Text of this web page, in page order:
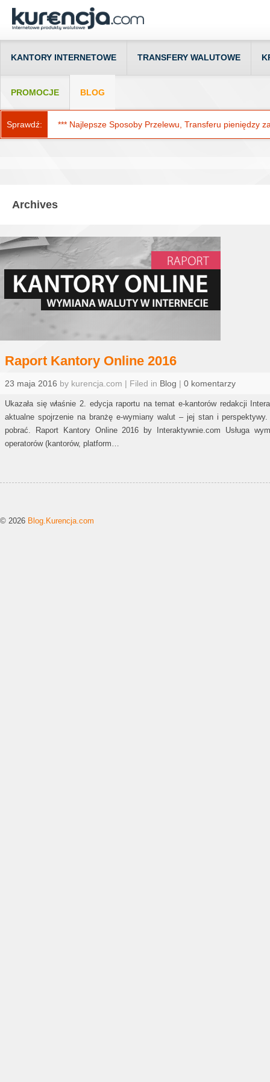
KANTORY INTERNETOWE TRANSFERY WALUTOWE
PROMOCJE BLOG
Sprawdź: *** Najlepsze Sposoby Przelewu, Transferu pieniędzy
Archives
Raport Kantory Online 2016
23 maja 2016 by kurencja.com | Filed in Blog | 0 komentarzy
Ukazała się właśnie 2. edycja raportu na temat e-kantorów redakcji
aktualne spojrzenie na branżę e-wymiany walut – jej stan i
pobrać. Raport Kantory Online 2016 by Interaktywnie.com Usługa
operatorów (kantorów, platform…
© 2026 Blog.Kurencja.com